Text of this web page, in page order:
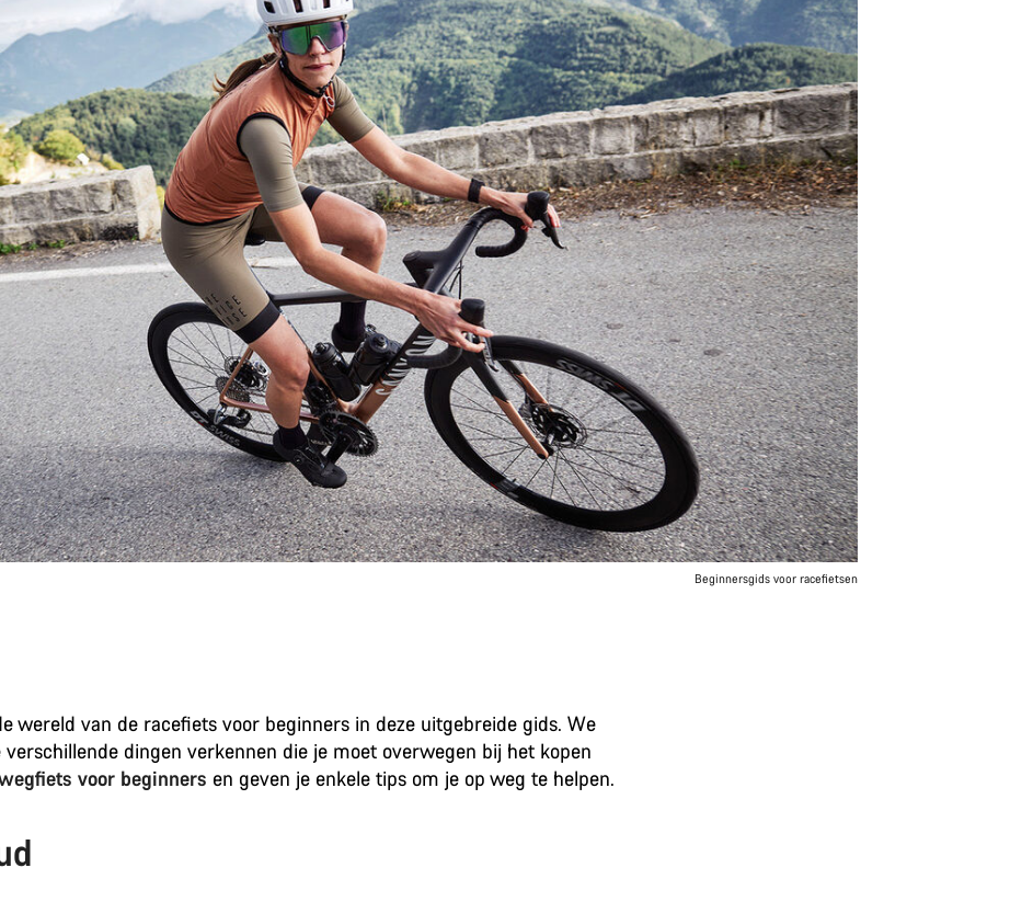
Beginnersgids voor racefietsen
wereld van de racefiets voor beginners in deze uitgebreide gids. We
verschillende dingen verkennen die je moet overwegen bij het kopen
voor beginners en geven je enkele tips om je op weg te helpen.